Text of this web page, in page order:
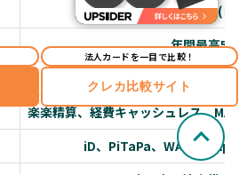
最高1億円(自
年間最高
Visa、
楽楽精算、経費キャッシュレス、
iD、PiTaPa、WAON、
法人カードを一目で比較！
クレカ比較サイト